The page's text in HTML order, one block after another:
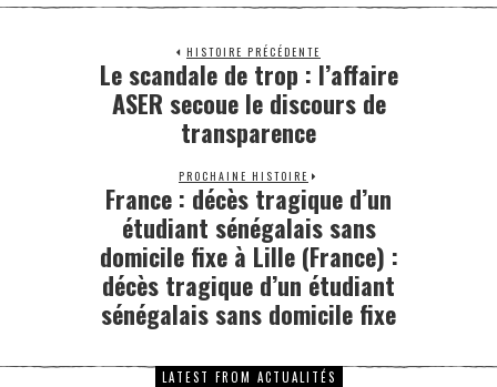
HISTOIRE PRÉCÉDENTE
Le scandale de trop : l’affaire
ASER secoue le discours de
transparence
PROCHAINE HISTOIRE
France : décès tragique d’un
étudiant sénégalais sans
domicile fixe à Lille (France) :
décès tragique d’un étudiant
sénégalais sans domicile fixe
LATEST FROM ACTUALITÉS